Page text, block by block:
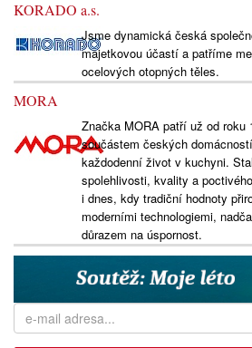
KORADO a.s.
Jsme dynamická česká
majetkovou účastí a patříme
ocelových otopných těles.
MORA
Značka MORA patří už od roku
součástem českých
každodenní život v kuchyni.
spolehlivosti, kvality a
i dnes, kdy tradiční hodnoty
moderními technologiemi,
důrazem na úspornost.